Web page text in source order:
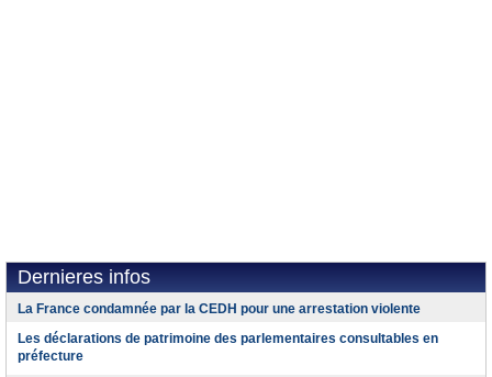
Dernieres infos
La France condamnée par la CEDH pour une arrestation violente
Les déclarations de patrimoine des parlementaires consultables en
préfecture